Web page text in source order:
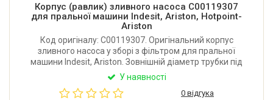
Корпус (равлик) зливного насоса C00119307
для пральної машини Indesit, Ariston, Hotpoint-
Ariston
Код оригіналу: C00119307. Оригінальний корпус
зливного насоса у зборі з фільтром для пральної
машини Indesit, Ariston. Зовнішній діаметр трубки під
патрубок: 35 мм. Зовнішній діаметр трубки під
Виробник: Італія.
У наявності
0 відгука